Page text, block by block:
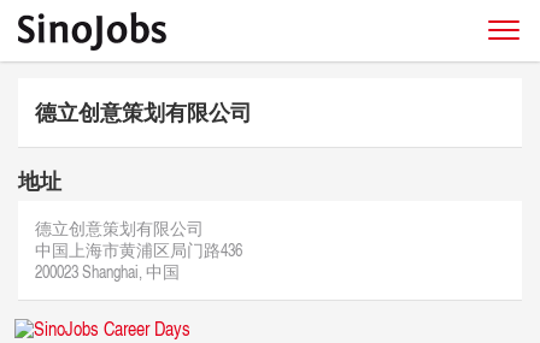
德立创意策划有限公司
地址
德立创意策划有限公司
中国上海市黄浦区局门路436
200023 Shanghai, 中国